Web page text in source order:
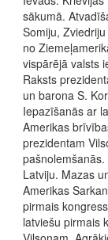
sākumā.
Somiju,
no
vispārējā valsts
Raksts
un barona S.
Iepazīšanās ar
Amerikas
prezidentam
Latviju. Mazas
Amerikas
pirmais
latviešu pirmais